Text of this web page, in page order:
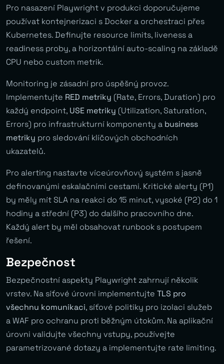
Pro nasazení Playwright v produkci doporučujeme
používat kontejnerizaci s Docker a orchestraci přes
Kubernetes. Definujte resource limits, liveness a
readiness proby, a horizontální auto-scaling na základě
CPU nebo custom metrik.
Monitoring je zásadní pro úspěšný provoz.
Implementujte RED metriky (Rate, Errors, Duration) pro
každý endpoint, USE metriky (Utilization, Saturation,
Errors) pro infrastrukturní komponenty a business
metriky pro sledování klíčových obchodních
ukazatelů.
Pro alerting nastavte víceúrovňový systém s jasně
definovanými eskalačními cestami. Kritické alerty (P1)
by měly mít SLA na reakci do 15 minut, vysoké (P2) do 1
hodiny a střední (P3) do dalšího pracovního dne.
Každý alert by měl obsahovat runbook s postupem
řešení.
Bezpečnost
Bezpečnostní aspekty Playwright zahrnují několik
vrstev. Na síťové úrovni implementujte TLS pro
všechnu komunikaci, síťové politiky pro izolaci služeb
a WAF pro ochranu proti běžným útokům. Na aplikační
úrovni validujte všechny vstupy, používejte
parametrizované dotazy a implementujte rate limiting.